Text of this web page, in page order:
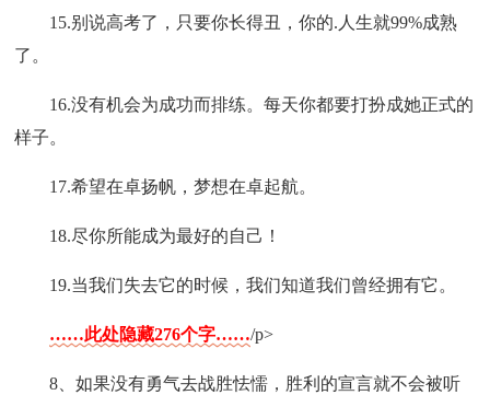
15.别说高考了，只要你长得丑，你的.人生就99%成熟
了。
16.没有机会为成功而排练。每天你都要打扮成她正式的
样子。
17.希望在卓扬帆，梦想在卓起航。
18.尽你所能成为最好的自己！
19.当我们失去它的时候，我们知道我们曾经拥有它。
……此处隐藏276个字……/p>
8、如果没有勇气去战胜怯懦，胜利的宣言就不会被听